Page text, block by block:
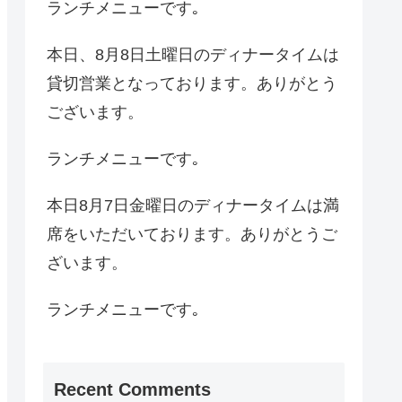
ランチメニューです｡
本日、8月8日土曜日のディナータイムは
貸切営業となっております。ありがとう
ございます。
ランチメニューです｡
本日8月7日金曜日のディナータイムは満
席をいただいております。ありがとうご
ざいます。
ランチメニューです｡
Recent Comments